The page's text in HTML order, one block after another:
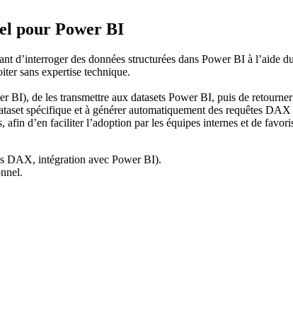
pour Power BI
d’interroger des données structurées dans Power BI à l’aide
sans expertise technique.
de les transmettre aux datasets Power BI, puis de
spécifique et à générer automatiquement des requêtes
d’en faciliter l’adoption par les équipes internes et de
DAX, intégration avec Power BI).